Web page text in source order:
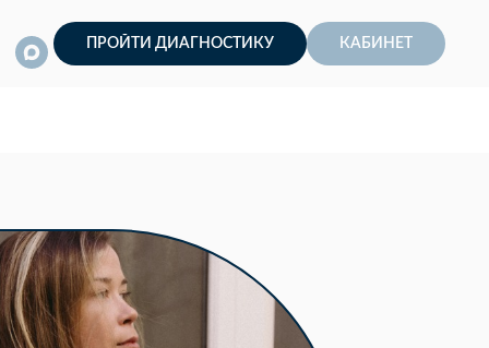
ПРОЙТИ ДИАГНОСТИКУ КАБИНЕТ